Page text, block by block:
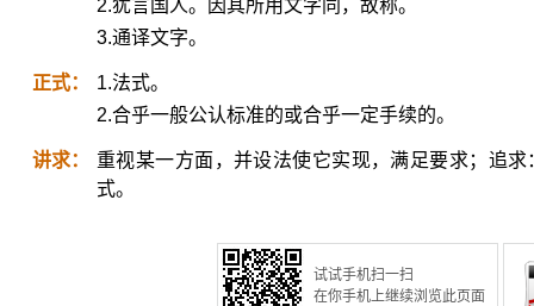
2.犹言国人。因其所用文字同，故称。
3.通译文字。
正式：
1.法式。
2.合乎一般公认标准的或合乎一定手续的。
讲求：
重视某一方面，并设法使它实现，满足要求；追
式。
试试手机扫一扫
在你手机上继续浏览此页面